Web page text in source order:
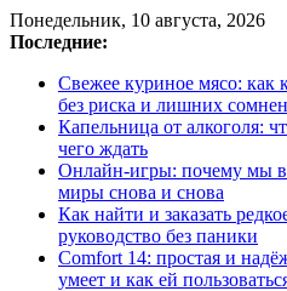
Понедельник, 10 августа, 2026
Последние:
Свежее куриное мясо: как
без риска и лишних
Капельница от алкоголя:
чего ждать
Онлайн-игры: почему мы
миры снова и снова
Как найти и заказать
руководство без паники
Comfort 14: простая и
умеет и как ей